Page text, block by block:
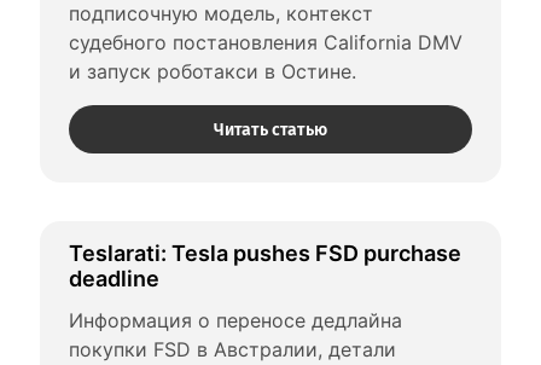
подписочную модель, контекст
судебного постановления California DMV
и запуск роботакси в Остине.
Читать статью
Teslarati: Tesla pushes FSD purchase
deadline
Информация о переносе дедлайна
покупки FSD в Австралии, детали